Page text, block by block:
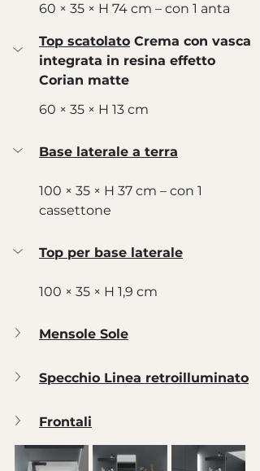
60 × 35 × H 74 cm – con 1 anta
Top scatolato Crema con vasca
integrata in resina effetto
Corian matte
60 × 35 × H 13 cm
Base laterale a terra
100 × 35 × H 37 cm – con 1
cassettone
Top per base laterale
100 × 35 × H 1,9 cm
Mensole Sole
Specchio Linea retroilluminato
Frontali